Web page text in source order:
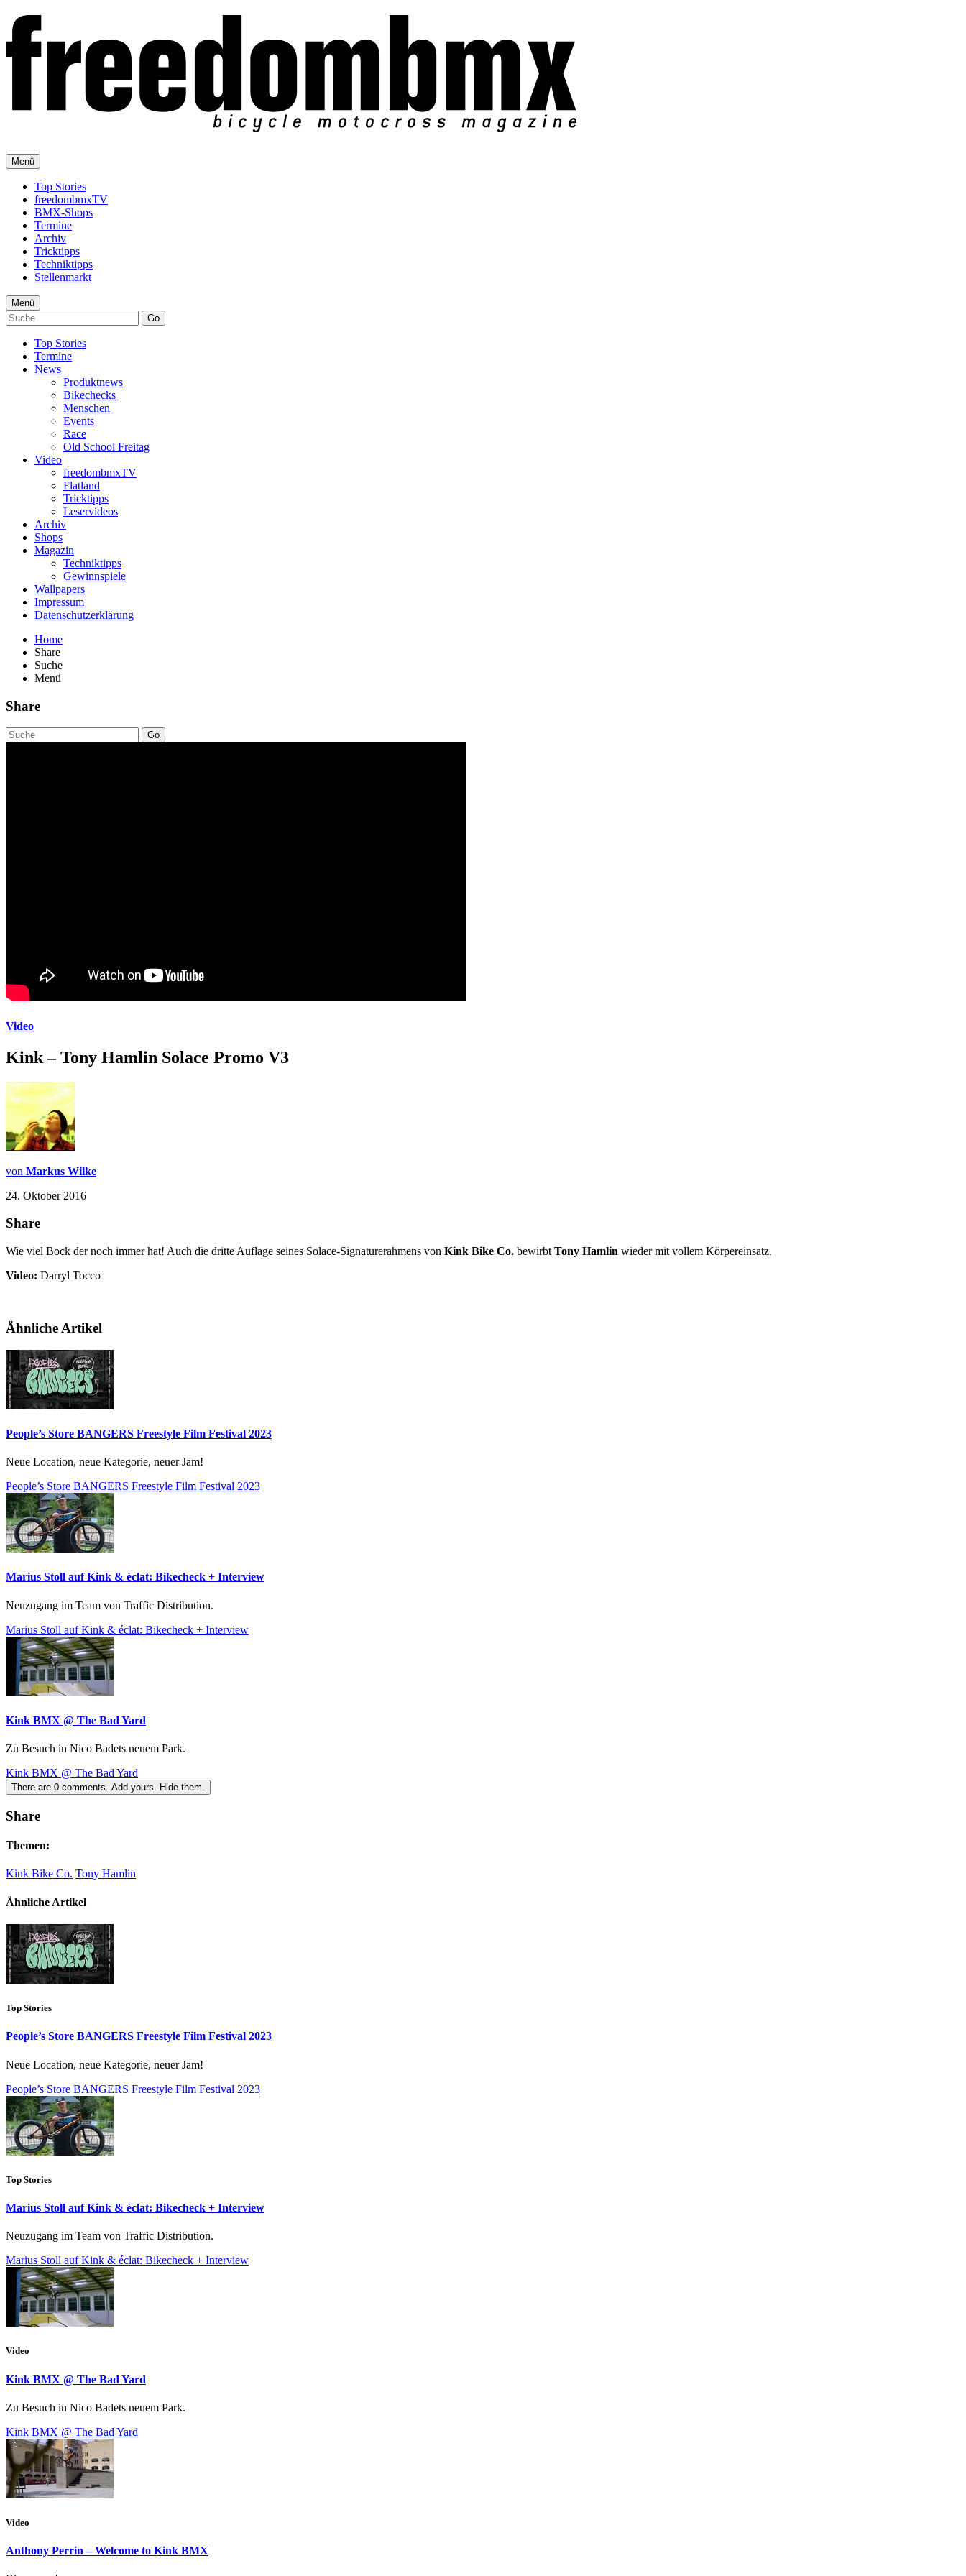
Menü
Top Stories
freedombmxTV
BMX-Shops
Termine
Archiv
Tricktipps
Techniktipps
Stellenmarkt
Menü
Go
Top Stories
Termine
News
Produktnews
Bikechecks
Menschen
Events
Race
Old School Freitag
Video
freedombmxTV
Flatland
Tricktipps
Leservideos
Archiv
Shops
Magazin
Techniktipps
Gewinnspiele
Wallpapers
Impressum
Datenschutzerklärung
Home
Share
Suche
Menü
Share
Go
Video
Kink – Tony Hamlin Solace Promo V3
von Markus Wilke
24. Oktober 2016
Share
Wie viel Bock der noch immer hat! Auch die dritte Auflage seines Solace-Signaturerahmens von Kink Bike Co. bewirbt Tony Hamlin wieder mit vollem Körpereinsatz.
Video: Darryl Tocco
Ähnliche Artikel
People’s Store BANGERS Freestyle Film Festival 2023
Neue Location, neue Kategorie, neuer Jam!
People’s Store BANGERS Freestyle Film Festival 2023
Marius Stoll auf Kink & éclat: Bikecheck + Interview
Neuzugang im Team von Traffic Distribution.
Marius Stoll auf Kink & éclat: Bikecheck + Interview
Kink BMX @ The Bad Yard
Zu Besuch in Nico Badets neuem Park.
Kink BMX @ The Bad Yard
There are 0 comments. Add yours. Hide them.
Share
Themen:
Kink Bike Co. Tony Hamlin
Ähnliche Artikel
Top Stories
People’s Store BANGERS Freestyle Film Festival 2023
Neue Location, neue Kategorie, neuer Jam!
People’s Store BANGERS Freestyle Film Festival 2023
Top Stories
Marius Stoll auf Kink & éclat: Bikecheck + Interview
Neuzugang im Team von Traffic Distribution.
Marius Stoll auf Kink & éclat: Bikecheck + Interview
Video
Kink BMX @ The Bad Yard
Zu Besuch in Nico Badets neuem Park.
Kink BMX @ The Bad Yard
Video
Anthony Perrin – Welcome to Kink BMX